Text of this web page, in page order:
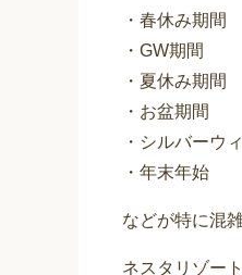
・春休み期間
・GW期間
・夏休み期間
・お盆期間
・シルバーウ
・年末年始
などが特に混
ネスタリゾー